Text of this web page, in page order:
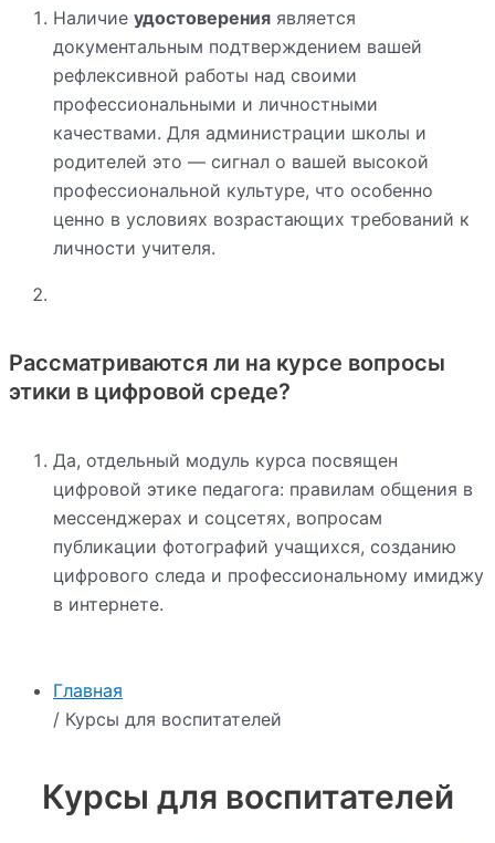
Главная
/ Курсы для воспитателей
Курсы для воспитателей
Наличие удостоверения является
документальным подтверждением вашей
рефлексивной работы над своими
профессиональными и личностными
качествами. Для администрации школы и
родителей это — сигнал о вашей высокой
профессиональной культуре, что особенно
ценно в условиях возрастающих требований к
личности учителя.
Рассматриваются ли на курсе вопросы
этики в цифровой среде?
Да, отдельный модуль курса посвящен
цифровой этике педагога: правилам общения в
мессенджерах и соцсетях, вопросам
публикации фотографий учащихся, созданию
цифрового следа и профессиональному имиджу
в интернете.